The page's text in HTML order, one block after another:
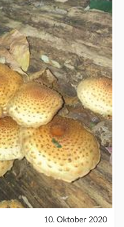
10. Oktober 2020